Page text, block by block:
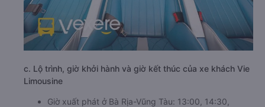
c. Lộ trình, giờ khởi hành và giờ kết thúc của xe khách Vie
Limousine
Giờ xuất phát ở Bà Rịa-Vũng Tàu: 13:00, 14:30,